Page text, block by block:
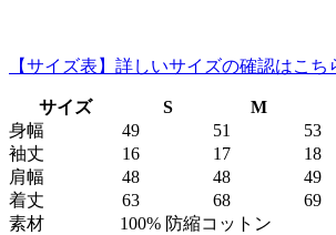
【サイズ表】詳しいサイズの確認はこち
サイズ S M
身幅
49 51 53
袖丈
16 17 18
肩幅
48 48 49
着丈
63 68 69
素材
100% 防縮コットン